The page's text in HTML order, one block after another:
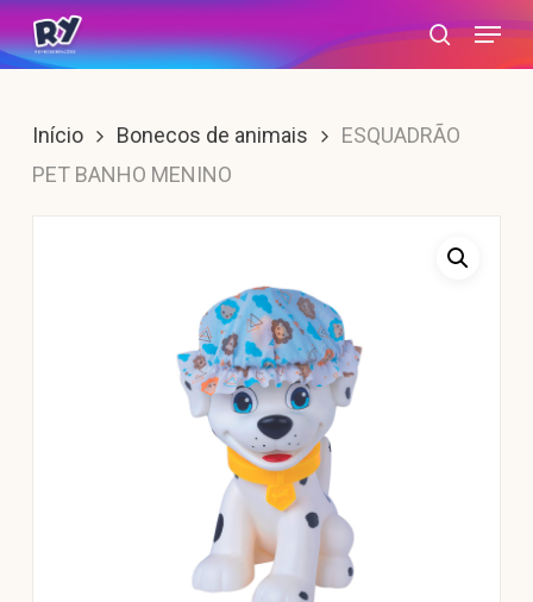
Skip
to
content
search
Menu
Início Bonecos de animais
ESQUADRÃO
PET BANHO MENINO